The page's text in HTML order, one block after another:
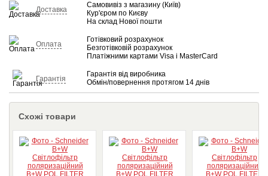
Доставка
Самовивіз з магазину (Київ)
Кур'єром по Києву
На склад Нової пошти
Оплата
Готівковий розрахунок
Безготівковій розрахунок
Платіжними картами Visa і MasterCard
Гарантія
Гарантія від виробника
Обмін/повернення протягом 14 днів
Схожі товари